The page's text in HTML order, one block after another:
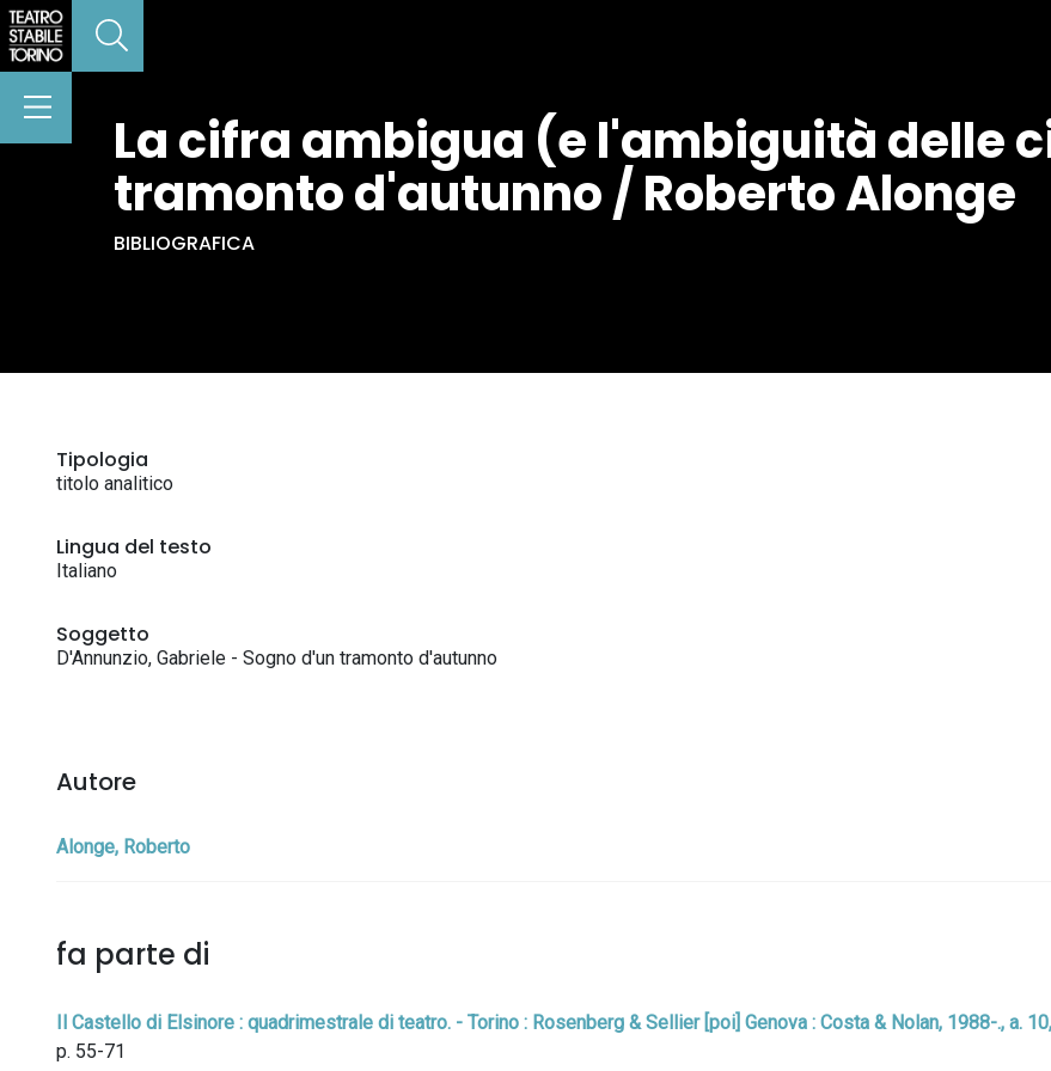
La cifra ambigua (e l'ambiguità delle
tramonto d'autunno / Roberto Alonge
BIBLIOGRAFICA
Tipologia
titolo analitico
Lingua del testo
Italiano
Soggetto
D'Annunzio, Gabriele - Sogno d'un tramonto d'autunno
Autore
Alonge, Roberto
fa parte di
Il Castello di Elsinore : quadrimestrale di teatro. - Torino : Rosenberg & Sellier [poi] Genova : Costa & Nolan, 1988-., a.
p. 55-71